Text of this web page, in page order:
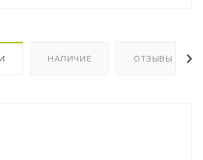
НАЛИЧИЕ ОТЗЫВЫ